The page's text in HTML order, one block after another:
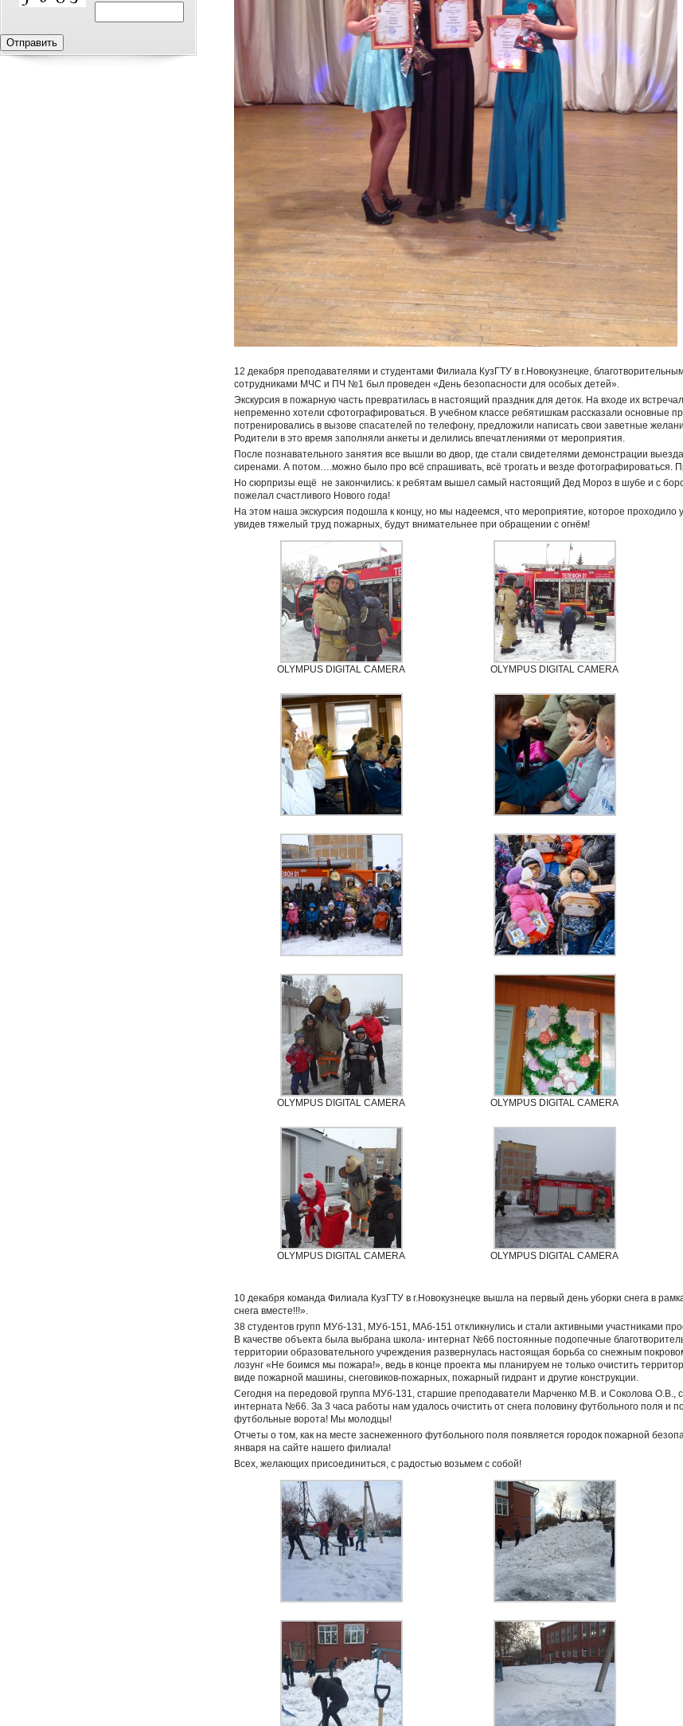
12 декабря преподавателями и студентами Филиала КузГТУ в г.Новокузнецке,
сотрудниками МЧС и ПЧ №1 был проведен «День безопасности для особых детей».
Экскурсия в пожарную часть превратилась в настоящий праздник для деток. На входе их
непременно хотели сфотографироваться. В учебном классе ребятишкам рассказали основные
потренировались в вызове спасателей по телефону, предложили написать свои заветные
Родители в это время заполняли анкеты и делились впечатлениями от мероприятия.
После познавательного занятия все вышли во двор, где стали свидетелями демонстрации
сиренами. А потом….можно было про всё спрашивать, всё трогать и везде фотографироваться.
Но сюрпризы ещё не закончились: к ребятам вышел самый настоящий Дед Мороз в шубе и с
пожелал счастливого Нового года!
На этом наша экскурсия подошла к концу, но мы надеемся, что мероприятие, которое проходило
увидев тяжелый труд пожарных, будут внимательнее при обращении с огнём!
OLYMPUS DIGITAL CAMERA OLYMPUS DIGITAL CAMERA
OLYMPUS DIGITAL CAMERA OLYMPUS DIGITAL CAMERA
OLYMPUS DIGITAL CAMERA OLYMPUS DIGITAL CAMERA
10 декабря команда Филиала КузГТУ в г.Новокузнецке вышла на первый день уборки снега в
снега вместе!!!».
38 студентов групп МУб-131, МУб-151, МАб-151 откликнулись и стали активными участниками
В качестве объекта была выбрана школа- интернат №66 постоянные подопечные
территории образовательного учреждения развернулась настоящая борьба со снежным
лозунг «Не боимся мы пожара!», ведь в конце проекта мы планируем не только очистить
виде пожарной машины, снеговиков-пожарных, пожарный гидрант и другие конструкции.
Сегодня на передовой группа МУб-131, старшие преподаватели Марченко М.В. и Соколова О.В.,
интерната №66. За 3 часа работы нам удалось очистить от снега половину футбольного поля и
футбольные ворота! Мы молодцы!
Отчеты о том, как на месте заснеженного футбольного поля появляется городок пожарной
января на сайте нашего филиала!
Всех, желающих присоединиться, с радостью возьмем с собой!